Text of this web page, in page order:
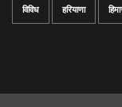
विविध हरियाणा